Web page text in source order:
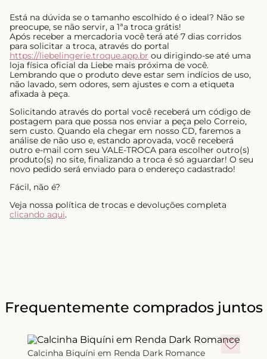
Está na dúvida se o tamanho escolhido é o ideal? Não se
preocupe, se não servir, a 1ªa troca grátis!
Após receber a mercadoria você terá até 7 dias corridos
para solicitar a troca, através do portal
https://liebelingerie.troque.app.br ou dirigindo-se até uma
loja física oficial da Liebe mais próxima de você.
Lembrando que o produto deve estar sem indícios de uso,
não lavado, sem odores, sem ajustes e com a etiqueta
afixada à peça.
Solicitando através do portal você receberá um código de
postagem para que possa nos enviar a peça pelo Correio,
sem custo. Quando ela chegar em nosso CD, faremos a
análise de não uso e, estando aprovada, você receberá
outro e-mail com seu VALE-TROCA para escolher outro(s)
produto(s) no site, finalizando a troca é só aguardar! O seu
novo pedido será enviado para o endereço cadastrado!
Fácil, não é?
Veja nossa política de trocas e devoluções completa
clicando aqui.
Frequentemente comprados juntos
Calcinha Biquíni em Renda Dark Romance